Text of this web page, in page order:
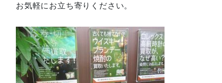
お気軽にお立ち寄りください。